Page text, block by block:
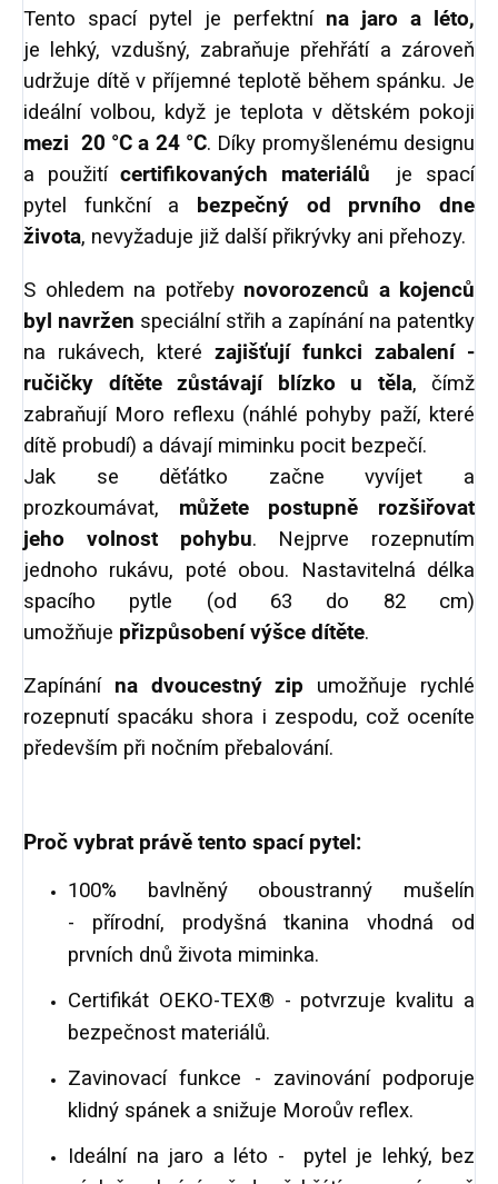
Tento spací pytel je perfektnína jaro a léto,
je lehký, vzdušný, zabraňuje přehřátí a zároveň
udržuje dítě v příjemné teplotě během spánku. Je
ideální volbou, když je teplota v dětském pokoji
mezi 20 °C a 24 °C. Díky promyšlenému designu
a použitícertifikovaných materiálů
je spací
pytel funkční a bezpečný od prvního dne
života, nevyžaduje již další přikrývky ani přehozy.
S ohledem na potřeby novorozenců a kojenců
byl navržen speciální střih a zapínání na patentky
na rukávech, které zajišťují funkci zabalení -
ručičky dítěte zůstávají blízko u těla, čímž
zabraňují Moro reflexu (náhlé pohyby paží, které
dítě probudí) a dávají miminku pocit bezpečí.
Jak se děťátko začne vyvíjet a
prozkoumávat, můžete postupně rozšiřovat
jeho volnost pohybu. Nejprve rozepnutím
jednoho rukávu, poté obou. Nastavitelná délka
spacího pytle (od 63 do 82 cm)
umožňuje přizpůsobení výšce dítěte.
Zapínání na dvoucestný zip umožňuje rychlé
rozepnutí spacáku shora i zespodu, což oceníte
především při nočním přebalování.
Proč vybrat právě tento spací pytel:
100% bavlněný oboustranný mušelín
-
přírodní, prodyšná tkanina vhodná od
prvních dnů života miminka.
Certifikát OEKO-TEX® - potvrzuje kvalitu a
bezpečnost materiálů.
Zavinovací funkce - zavinování podporuje
klidný spánek a snižuje Moroův reflex.
Ideální na jaro a léto -
pytel je lehký, bez